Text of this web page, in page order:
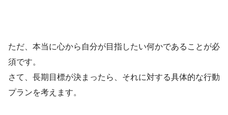
ただ、本当に心から自分が目指したい何かであることが必
須です。
さて、長期目標が決まったら、それに対する具体的な行動
プランを考えます。